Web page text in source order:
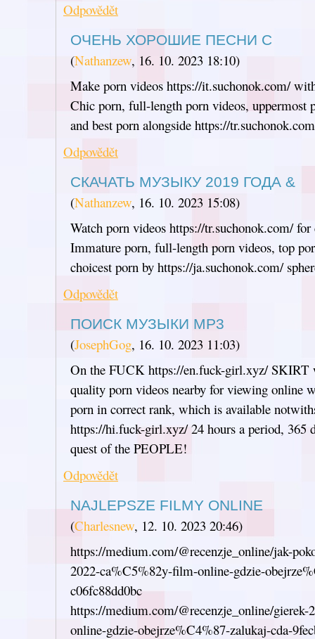
Odpovědět
ОЧЕНЬ ХОРОШИЕ ПЕСНИ С
(Nathanzew, 16. 10. 2023 18:10)
Make porn videos https://it.suchonok.com/
Chic porn, full-length porn videos, uppermost
and best porn alongside https://
Odpovědět
СКАЧАТЬ МУЗЫКУ 2019 ГОДА &
(Nathanzew, 16. 10. 2023 15:08)
Watch porn videos https://tr.suchonok.com/ for
Immature porn, full-length porn videos, top
choicest porn by https://ja.suchonok.com/
Odpovědět
ПОИСК МУЗЫКИ MP3
(JosephGog, 16. 10. 2023 11:03)
On the FUCK https://en.fuck-girl.xyz/ SKIRT
quality porn videos nearby for viewing online
porn in correct rank, which is available
https://hi.fuck-girl.xyz/ 24 hours a period, 365
quest of the PEOPLE!
Odpovědět
NAJLEPSZE FILMY ONLINE
(Charlesnew, 12. 10. 2023 20:46)
https://medium.com/@recenzje_online/jak-
2022-ca%C5%82y-film-online-gdzie-
c06fc88dd0bc
https://medium.com/@recenzje_online/
online-gdzie-obejrze%C4%87-zalukaj-cda-